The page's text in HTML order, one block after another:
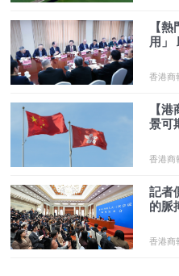
【
用」
香港商
【
景可
香港商
記者
的脈
香港商